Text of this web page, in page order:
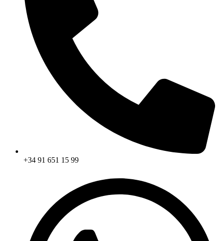
+34 91 651 15 99​​